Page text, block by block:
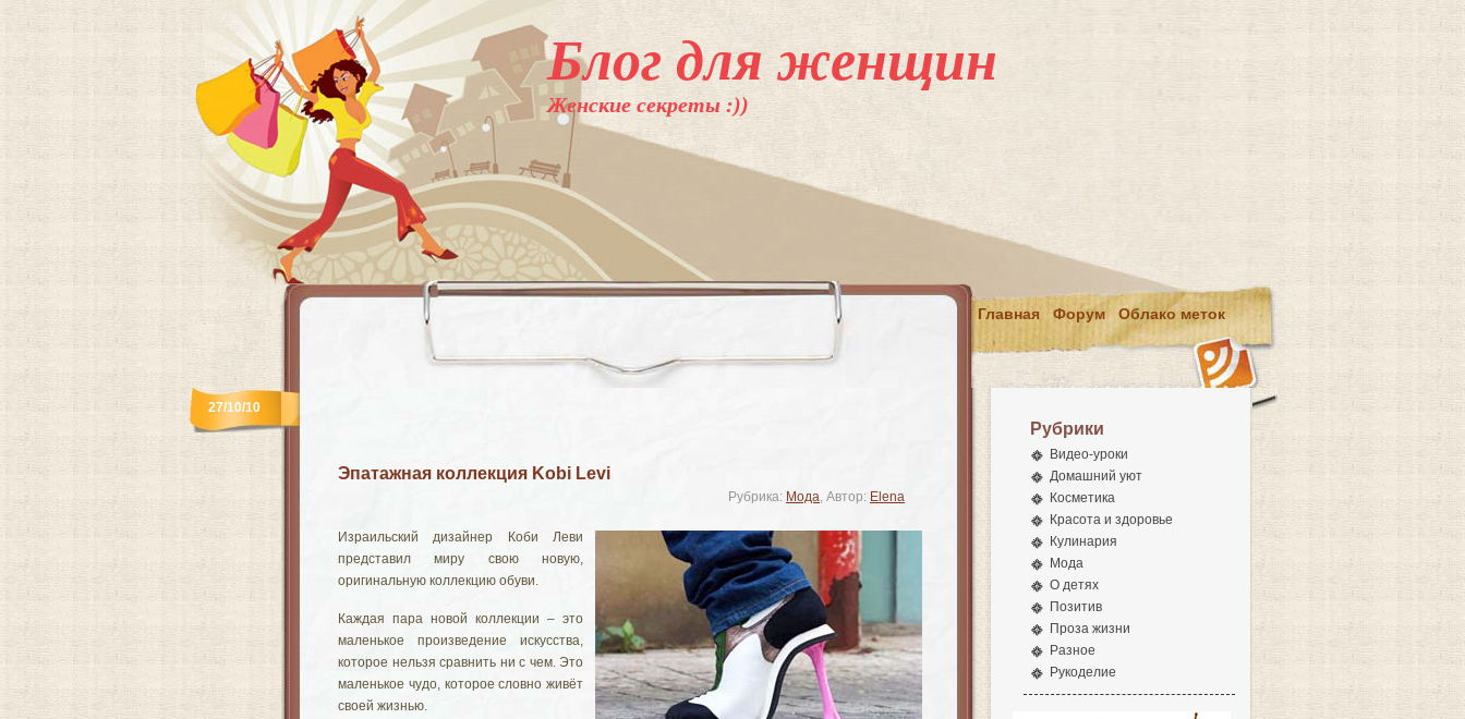
Блог для женщин
Женские секреты :))
Главная Форум Облако меток
Эпатажная коллекция Kobi Levi
Рубрика: Мода, Автор: Elena
27/10/10
Израильский дизайнер Коби Леви
представил миру свою новую,
оригинальную коллекцию обуви.
Каждая пара новой коллекции – это
маленькое произведение искусства,
которое нельзя сравнить ни с чем. Это
маленькое чудо, которое словно живёт
своей жизнью.
Рубрики
Видео-уроки
Домашний уют
Косметика
Красота и здоровье
Кулинария
Мода
О детях
Позитив
Проза жизни
Разное
Рукоделие